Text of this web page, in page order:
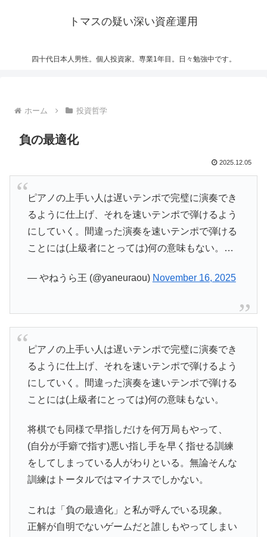
トマスの疑い深い資産運用
四十代日本人男性。個人投資家。専業1年目。日々勉強中です。
ホーム 投資哲学
負の最適化
2025.12.05
ピアノの上手い人は遅いテンポで完璧に演奏でき
るように仕上げ、それを速いテンポで弾けるよう
にしていく。間違った演奏を速いテンポで弾ける
ことには(上級者にとっては)何の意味もない。…
— やねうら王 (@yaneuraou) November 16, 2025
ピアノの上手い人は遅いテンポで完璧に演奏でき
るように仕上げ、それを速いテンポで弾けるよう
にしていく。間違った演奏を速いテンポで弾ける
ことには(上級者にとっては)何の意味もない。
将棋でも同様で早指しだけを何万局もやって、
(自分が手癖で指す)悪い指し手を早く指せる訓練
をしてしまっている人がわりといる。無論そんな
訓練はトータルではマイナスでしかない。
これは「負の最適化」と私が呼んでいる現象。
正解が自明でないゲームだと誰しもやってしまい